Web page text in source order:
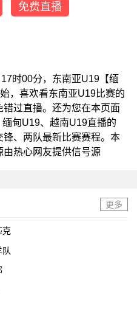
免费直播
时00分，东南亚U19【缅
，喜欢看东南亚U19比赛的
过直播。还为您在本页面
甸U19、越南U19直播的
、两队最新比赛赛程。本
热心网友提供信号源
更多
克